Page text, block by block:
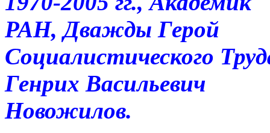
РАН, Дважды Герой
Социалистического
Генрих Васильевич
Новожилов.